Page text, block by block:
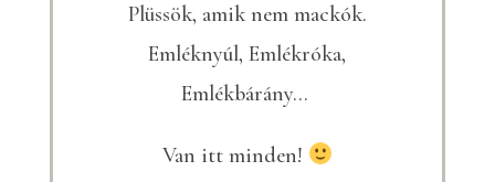
Plüssök, amik nem mackók.
Emléknyúl, Emlékróka,
Emlékbárány…
Van itt minden!